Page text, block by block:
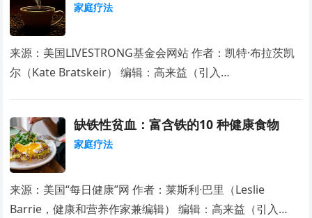
家庭疗法
来源：美国LIVESTRONG基金会网站 作者：凯特·布拉茨凯
尔（Kate Bratskeir） 编辑：高来益（引入…
缺铁性贫血：富含铁的10 种健康食物
家庭疗法
来源：美国“每日健康”网 作者：莱斯利·巴里（Leslie
Barrie，健康和营养作家兼编辑） 编辑：高来益（引入…